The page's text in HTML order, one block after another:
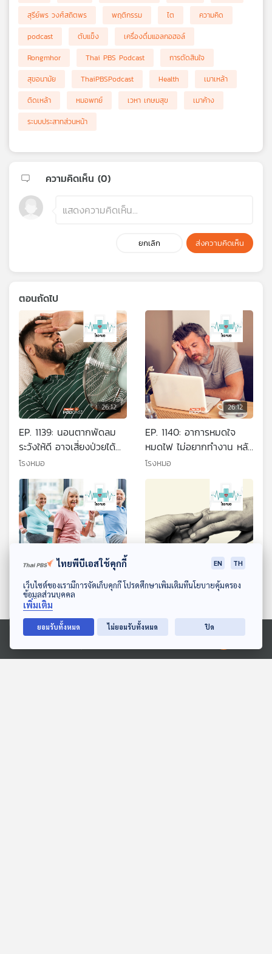
ดาวน์โหลด Thai PBS Podcast Application
Ⓒ 2020 องค์การกระจายเสียงและแพร่ภาพสาธารณะแห่งประเทศไทย
สุรีย์พร วงศ์สถิตพร
พฤติกรรม ไต
ความคิด
podcast
ตับแข็ง
เครื่องดื่มแอลกอฮอล์
Rongmhor
Thai PBS Podcast
การตัดสินใจ
สุขอนามัย
ThaiPBSPodcast Health
เมาเหล้า
ติดเหล้า
หมอพทย์ เวหา เกษมสุข
เมาค้าง
ระบบประสาทส่วนหน้า
ความคิดเห็น (0)
ยกเลิก ส่งความคิดเห็น
ตอนถัดไป
26:12
EP. 1139: นอนตากพัดลม
ระวังให้ดี อาจเสี่ยงป่วยได้
หลายโรค
โรงหมอ
26:12
EP. 1140: อาการหมดใจ
หมดไฟ ไม่อยากทำงาน หลัง
วันหยุดหรือได้หยุดยาว
โรงหมอ
EP. 1141: ความเชื่อผิด ๆ
ของคนสูงวัย
โรงหมอ
ตาย ลาจากแบบไหนเจ็บกว่า
กัน ?
โรงหมอ
ไทยพีบีเอสใช้คุกกี้ EN TH
เว็บไซต์ของเรามีการจัดเก็บคุกกี้ โปรดศึกษาเพิ่มเติมที่นโยบายคุ้มครอง
ข้อมูลส่วนบุคคล
เพิ่มเติม
ยอมรับทั้งหมด ไม่ยอมรับทั้งหมด ปิด